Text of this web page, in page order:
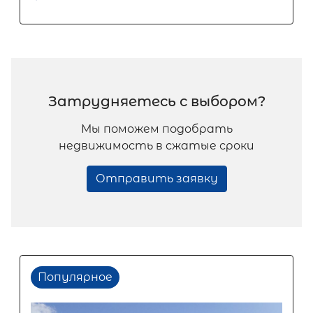
Затрудняетесь с выбором?
Мы поможем подобрать
недвижимость в сжатые сроки
Отправить заявку
Популярное